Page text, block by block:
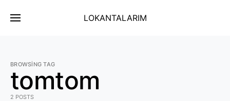
LOKANTALARIM
BROWSING TAG
tomtom
2 POSTS